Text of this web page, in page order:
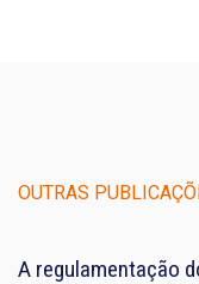
OUTRAS
A regulamentação